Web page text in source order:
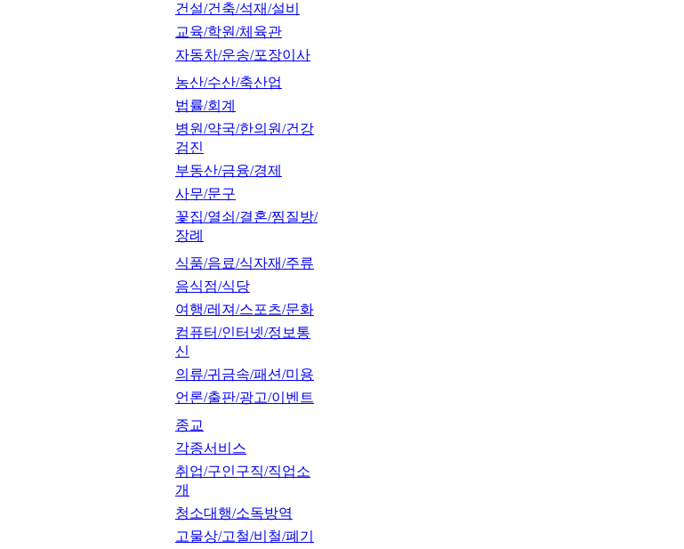
건설/건축/석재/설비
교육/학원/체육관
자동차/운송/포장이사
농산/수산/축산업
법률/회계
병원/약국/한의원/건강
검진
부동산/금융/경제
사무/문구
꽃집/열쇠/결혼/찜질방/
장례
식품/음료/식자재/주류
음식점/식당
여행/레져/스포츠/문화
컴퓨터/인터넷/정보통
신
의류/귀금속/패션/미용
언론/출판/광고/이벤트
종교
각종서비스
취업/구인구직/직업소
개
청소대행/소독방역
고물상/고철/비철/폐기